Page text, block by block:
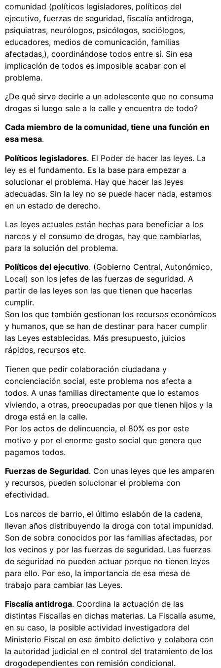
comunidad (políticos legisladores, políticos del
ejecutivo, fuerzas de seguridad, fiscalía antidroga,
psiquiatras, neurólogos, psicólogos, sociólogos,
educadores, medios de comunicación, familias
afectadas,), coordinándose todos entre sí. Sin esa
implicación de todos es imposible acabar con el
problema.
¿De qué sirve decirle a un adolescente que no consuma
drogas si luego sale a la calle y encuentra de todo?
Cada miembro de la comunidad, tiene una función en
esa mesa.
Políticos legisladores. El Poder de hacer las leyes. La
ley es el fundamento. Es la base para empezar a
solucionar el problema. Hay que hacer las leyes
adecuadas. Sin la ley no se puede hacer nada, estamos
en un estado de derecho.
Las leyes actuales están hechas para beneficiar a los
narcos y el consumo de drogas, hay que cambiarlas,
para la solución del problema.
Políticos del ejecutivo. (Gobierno Central, Autonómico,
Local) son los jefes de las fuerzas de seguridad. A
partir de las leyes son las que tienen que hacerlas
cumplir.
Son los que también gestionan los recursos económicos
y humanos, que se han de destinar para hacer cumplir
las Leyes establecidas. Más presupuesto, juicios
rápidos, recursos etc.
Tienen que pedir colaboración ciudadana y
concienciación social, este problema nos afecta a
todos. A unas familias directamente que lo estamos
viviendo, a otras, preocupadas por que tienen hijos y la
droga está en la calle.
Por los actos de delincuencia, el 80% es por este
motivo y por el enorme gasto social que genera que
pagamos todos.
Fuerzas de Seguridad. Con unas leyes que les amparen
y recursos, pueden solucionar el problema con
efectividad.
Los narcos de barrio, el último eslabón de la cadena,
llevan años distribuyendo la droga con total impunidad.
Son de sobra conocidos por las familias afectadas, por
los vecinos y por las fuerzas de seguridad. Las fuerzas
de seguridad no pueden actuar porque no tienen leyes
para ello. Por eso, la importancia de esa mesa de
trabajo para cambiar las Leyes.
Fiscalía antidroga. Coordina la actuación de las
distintas Fiscalías en dichas materias. La Fiscalía asume,
en su caso, la posible actividad investigadora del
Ministerio Fiscal en ese ámbito delictivo y colabora con
la autoridad judicial en el control del tratamiento de los
drogodependientes con remisión condicional.